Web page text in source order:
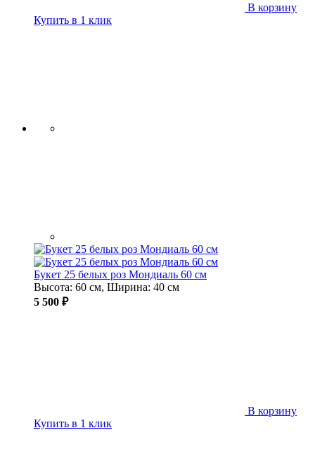
В корзину
Купить в 1 клик
Букет 25 белых роз Мондиаль 60 см
Высота: 60 см, Ширина: 40 см
5 500 ₽
В корзину
Купить в 1 клик